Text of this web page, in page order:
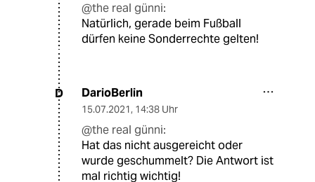
@the real günni:
Natürlich, gerade beim Fußball
dürfen keine Sonderrechte gelten!
D DarioBerlin
15.07.2021, 14:38 Uhr
@the real günni:
Hat das nicht ausgereicht oder
wurde geschummelt? Die Antwort ist
mal richtig wichtig!